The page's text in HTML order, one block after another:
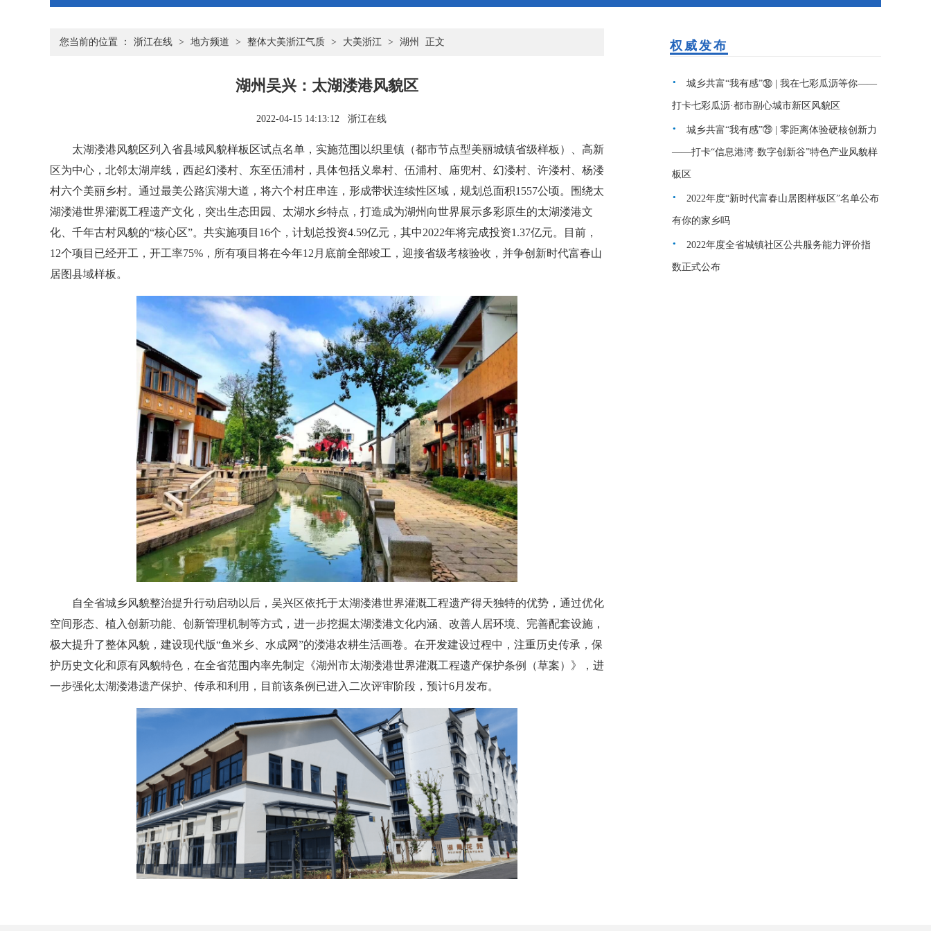
您当前的位置 ： 浙江在线 > 地方频道 > 整体大美浙江气质 > 大美浙江 > 湖州 正文
湖州吴兴：太湖溇港风貌区
2022-04-15 14:13:12 浙江在线
太湖溇港风貌区列入省县域风貌样板区试点名单，实施范围以织里镇（都市节点型美丽城镇省级样板）、高新
区为中心，北邻太湖岸线，西起幻溇村、东至伍浦村，具体包括义皋村、伍浦村、庙兜村、幻溇村、许溇村、杨溇
村六个美丽乡村。通过最美公路滨湖大道，将六个村庄串连，形成带状连续性区域，规划总面积1557公顷。围绕太
湖溇港世界灌溉工程遗产文化，突出生态田园、太湖水乡特点，打造成为湖州向世界展示多彩原生的太湖溇港文
化、千年古村风貌的“核心区”。共实施项目16个，计划总投资4.59亿元，其中2022年将完成投资1.37亿元。目前，
12个项目已经开工，开工率75%，所有项目将在今年12月底前全部竣工，迎接省级考核验收，并争创新时代富春山
居图县域样板。
自全省城乡风貌整治提升行动启动以后，吴兴区依托于太湖溇港世界灌溉工程遗产得天独特的优势，通过优化
空间形态、植入创新功能、创新管理机制等方式，进一步挖掘太湖溇港文化内涵、改善人居环境、完善配套设施，
极大提升了整体风貌，建设现代版“鱼米乡、水成网”的溇港农耕生活画卷。在开发建设过程中，注重历史传承，保
护历史文化和原有风貌特色，在全省范围内率先制定《湖州市太湖溇港世界灌溉工程遗产保护条例（草案）》，进
一步强化太湖溇港遗产保护、传承和利用，目前该条例已进入二次评审阶段，预计6月发布。
权威发布
城乡共富“我有感”㉚ | 我在七彩瓜沥等你——
打卡七彩瓜沥·都市副心城市新区风貌区
城乡共富“我有感”㉙ | 零距离体验硬核创新力
——打卡“信息港湾·数字创新谷”特色产业风貌样
板区
2022年度“新时代富春山居图样板区”名单公布
有你的家乡吗
2022年度全省城镇社区公共服务能力评价指
数正式公布